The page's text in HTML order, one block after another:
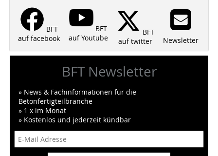
BFT
auf facebook
BFT
auf Youtube
BFT
auf twitter
Newsletter
BFT Newsletter
» News & Fachinformationen für die
Betonfertigteilbranche
» 1 x im Monat
» Kostenlos und jederzeit kündbar